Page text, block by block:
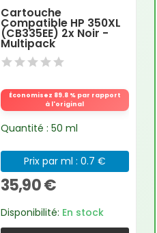
Cartouche
Compatible HP 350XL
(CB335EE) 2x Noir -
Multipack
Économisez 89.8 % par rapport
à l'original
Quantité : 50 ml
Prix par ml : 0.7 €
35,90 €
Disponibilité: En stock